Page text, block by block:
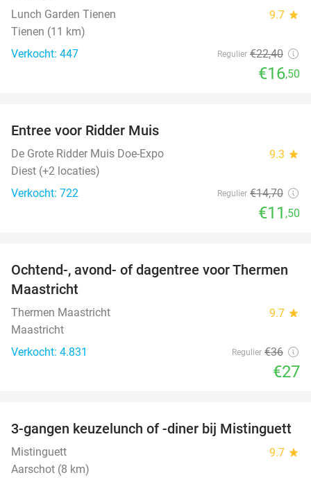
Lunch Garden Tienen 9.7 star
Tienen (11 km)
Verkocht: 447
Regulier €22,40
€16,50
Entree voor Ridder Muis
De Grote Ridder Muis Doe-Expo 9.3 star
Diest (+2 locaties)
Verkocht: 722
Regulier €14,70
€11 ,50
25%
Ochtend-, avond- of dagentree voor Thermen
Maastricht
Thermen Maastricht 9.7 star
Maastricht
Verkocht: 4.831
Regulier €36
€27
23%
3-gangen keuzelunch of -diner bij Mistinguett
Mistinguett 9.7 star
Aarschot (8 km)